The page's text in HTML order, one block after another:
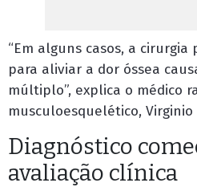
“Em alguns casos, a cirurgia
para aliviar a dor óssea
múltiplo”, explica o médico
musculoesquelético, Virginio
Diagnóstico
avaliação clínica